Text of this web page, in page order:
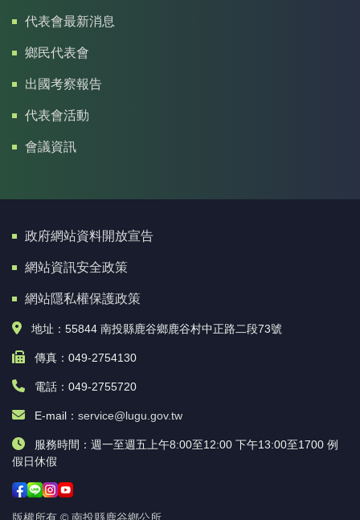
代表會最新消息
鄉民代表會
出國考察報告
代表會活動
會議資訊
政府網站資料開放宣告
網站資訊安全政策
網站隱私權保護政策
地址：55844 南投縣鹿谷鄉鹿谷村中正路二段73號
傳真：049-2754130
電話：049-2755720
E-mail： service@lugu.gov.tw
服務時間：週一至週五上午8:00至12:00 下午13:00至1700 例
假日休假